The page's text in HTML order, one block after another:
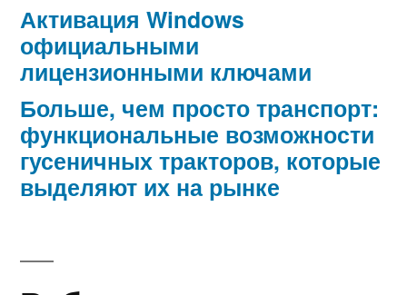
Активация Windows
официальными
лицензионными ключами
Больше, чем просто транспорт:
функциональные возможности
гусеничных тракторов, которые
выделяют их на рынке